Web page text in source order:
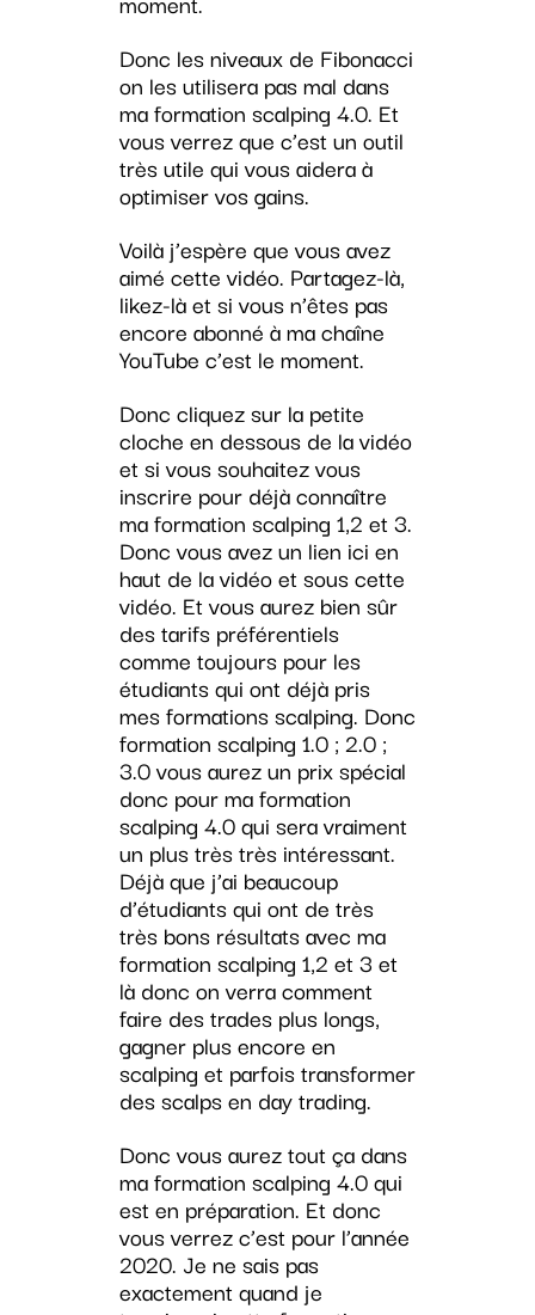
Donc les niveaux de Fibonacci
on les utilisera pas mal dans
ma formation scalping 4.0. Et
vous verrez que c’est un outil
très utile qui vous aidera à
optimiser vos gains.
Voilà j’espère que vous avez
aimé cette vidéo. Partagez-là,
likez-là et si vous n’êtes pas
encore abonné à ma chaîne
YouTube c’est le moment.
Donc cliquez sur la petite
cloche en dessous de la vidéo
et si vous souhaitez vous
inscrire pour déjà connaître
ma formation scalping 1,2 et 3.
Donc vous avez un lien ici en
haut de la vidéo et sous cette
vidéo. Et vous aurez bien sûr
des tarifs préférentiels
comme toujours pour les
étudiants qui ont déjà pris
mes formations scalping. Donc
formation scalping 1.0 ; 2.0 ;
3.0 vous aurez un prix spécial
donc pour ma formation
scalping 4.0 qui sera vraiment
un plus très très intéressant.
Déjà que j’ai beaucoup
d’étudiants qui ont de très
très bons résultats avec ma
formation scalping 1,2 et 3 et
là donc on verra comment
faire des trades plus longs,
gagner plus encore en
scalping et parfois transformer
des scalps en day trading.
Donc vous aurez tout ça dans
ma formation scalping 4.0 qui
est en préparation. Et donc
vous verrez c’est pour l’année
2020. Je ne sais pas
exactement quand je